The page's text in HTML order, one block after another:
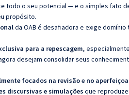
todo o seu potencial — e o simples fato
propósito.
da OAB é desafiadora e exige
para a repescagem,
desejam consolidar seus
focados na revisão e no
discursivas e simulações que